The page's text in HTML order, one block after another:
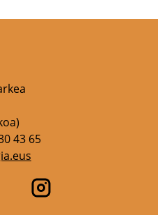
43 65